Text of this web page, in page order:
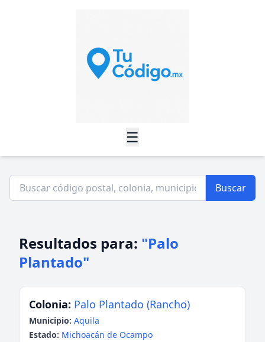
☰
Buscar
Resultados para: "Palo
Plantado"
Colonia: Palo Plantado (Rancho)
Municipio: Aquila
Estado: Michoacán de Ocampo